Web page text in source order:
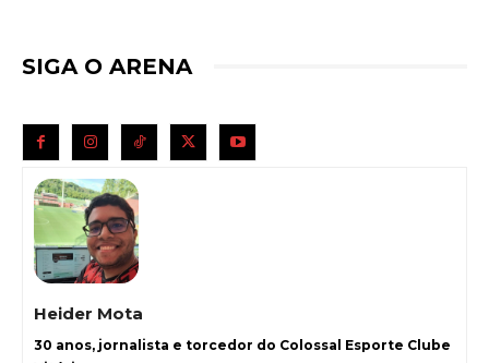
SIGA O ARENA
Heider Mota
30 anos, jornalista e torcedor do Colossal Esporte Clube